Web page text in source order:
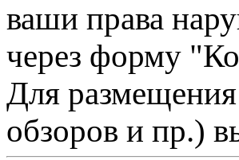
ваши права
через форму
Для размещения
обзоров и пр.)